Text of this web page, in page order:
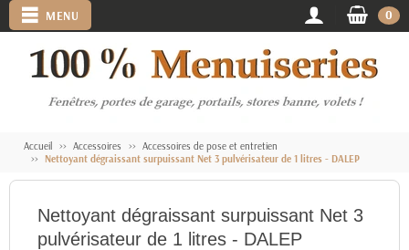
MENU 0
Accueil Accessoires
Accessoires de pose et entretien
Nettoyant dégraissant surpuissant Net 3 pulvérisateur de 1 litres - DALEP
Nettoyant dégraissant surpuissant Net 3
pulvérisateur de 1 litres - DALEP